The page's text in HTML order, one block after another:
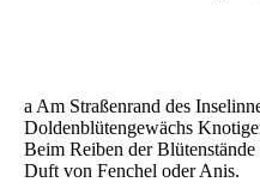
a Am Straßenrand des
Doldenblütengewächs
Beim Reiben der
Duft von Fenchel oder Anis.